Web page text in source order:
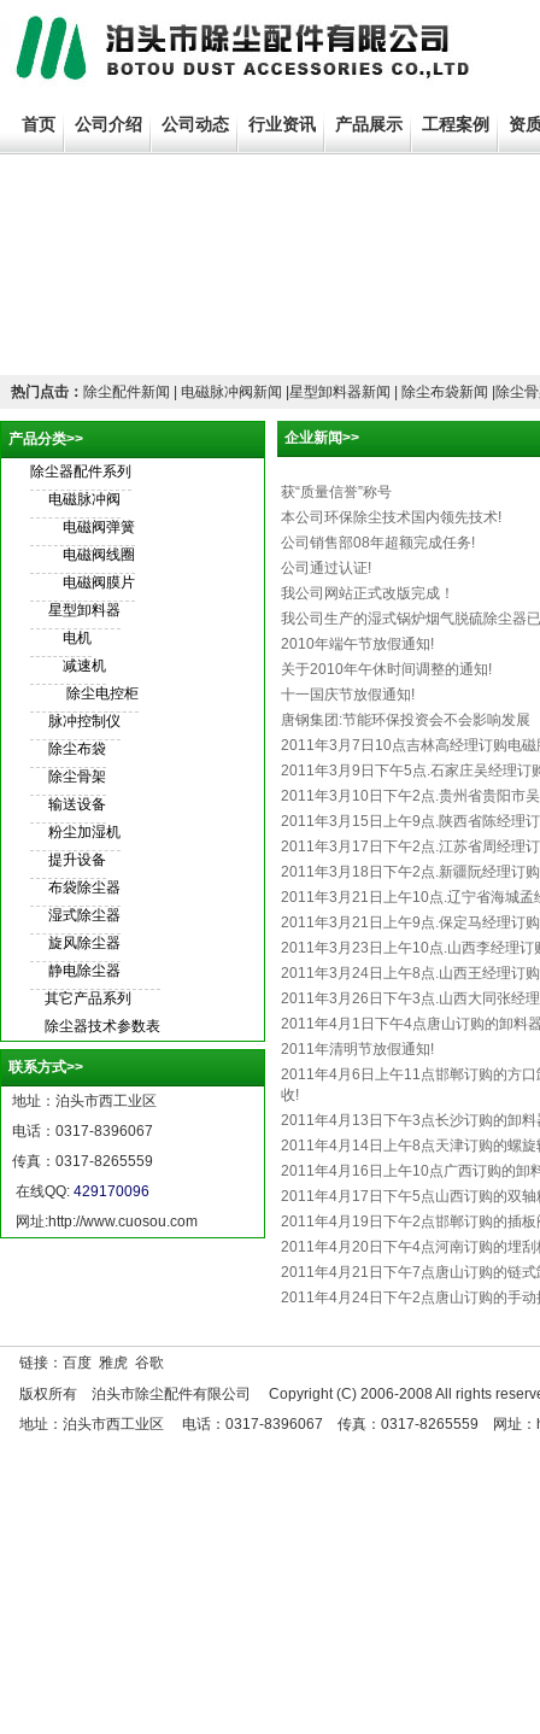
首页 公司介绍 公司动态 行业资讯 产品展示 工程案例 资
热门点击： 除尘配件新闻 | 电磁脉冲阀新闻 |星型卸料器新闻 | 除尘布袋新闻 |除尘
产品分类>>
除尘器配件系列
电磁脉冲阀
电磁阀弹簧
电磁阀线圈
电磁阀膜片
星型卸料器
电机
减速机
除尘电控柜
脉冲控制仪
除尘布袋
除尘骨架
输送设备
粉尘加湿机
提升设备
布袋除尘器
湿式除尘器
旋风除尘器
静电除尘器
其它产品系列
除尘器技术参数表
联系方式>>
地址：泊头市西工业区
电话：0317-8396067
传真：0317-8265559
在线QQ: 429170096
网址:http://www.cuosou.com
企业新闻>>
获“质量信誉”称号
本公司环保除尘技术国内领先技术!
公司销售部08年超额完成任务!
公司通过认证!
我公司网站正式改版完成！
我公司生产的湿式锅炉烟气脱硫除尘器
2010年端午节放假通知!
关于2010年午休时间调整的通知!
十一国庆节放假通知!
唐钢集团:节能环保投资会不会影响发展
2011年3月7日10点吉林高经理订购电
2011年3月9日下午5点.石家庄吴经理订
2011年3月10日下午2点.贵州省贵阳市
2011年3月15日上午9点.陕西省陈经理
2011年3月17日下午2点.江苏省周经理
2011年3月18日下午2点.新疆阮经理订
2011年3月21日上午10点.辽宁省海城
2011年3月21日上午9点.保定马经理订
2011年3月23日上午10点.山西李经理
2011年3月24日上午8点.山西王经理订
2011年3月26日下午3点.山西大同张经
2011年4月1日下午4点唐山订购的卸料
2011年清明节放假通知!
2011年4月6日上午11点邯郸订购的方
收!
2011年4月13日下午3点长沙订购的卸
2011年4月14日上午8点天津订购的螺
2011年4月16日上午10点广西订购的卸
2011年4月17日下午5点山西订购的双
2011年4月19日下午2点邯郸订购的插
2011年4月20日下午4点河南订购的埋
2011年4月21日下午7点唐山订购的链
2011年4月24日下午2点唐山订购的手
链接：百度 雅虎 谷歌
版权所有 泊头市除尘配件有限公司 Copyright (C) 2006-2008 All rights
地址：泊头市西工业区 电话：0317-8396067 传真：0317-8265559 网址